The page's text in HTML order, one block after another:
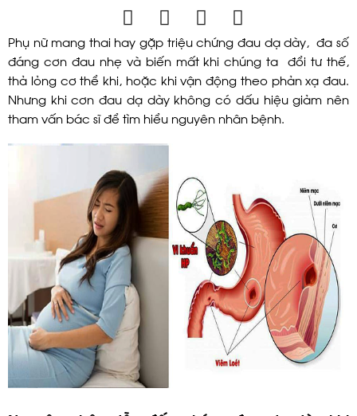
Phụ nữ mang thai hay gặp triệu chứng đau dạ dày, đa số
đáng cơn đau nhẹ và biến mất khi chúng ta đổi tư thế,
thả lỏng cơ thể khi, hoặc khi vận động theo phản xạ đau.
Nhưng khi cơn đau dạ dày không có dấu hiệu giảm nên
tham vấn bác sĩ để tìm hiểu nguyên nhân bệnh.